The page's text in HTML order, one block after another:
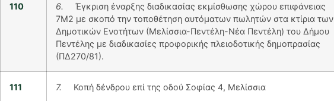
110 6. Έγκριση έναρξης διαδικασίας εκμίσθωσης χώρου επιφάνειας
7Μ2 με σκοπό την τοποθέτηση αυτόματων πωλητών στα κτίρια των
Δημοτικών Ενοτήτων (Μελίσσια-Πεντέλη-Νέα Πεντέλη) του Δήμου
Πεντέλης με διαδικασίες προφορικής πλειοδοτικής δημοπρασίας
(ΠΔ270/81).
111 7. Κοπή δένδρου επί της οδού Σοφίας 4, Μελίσσια